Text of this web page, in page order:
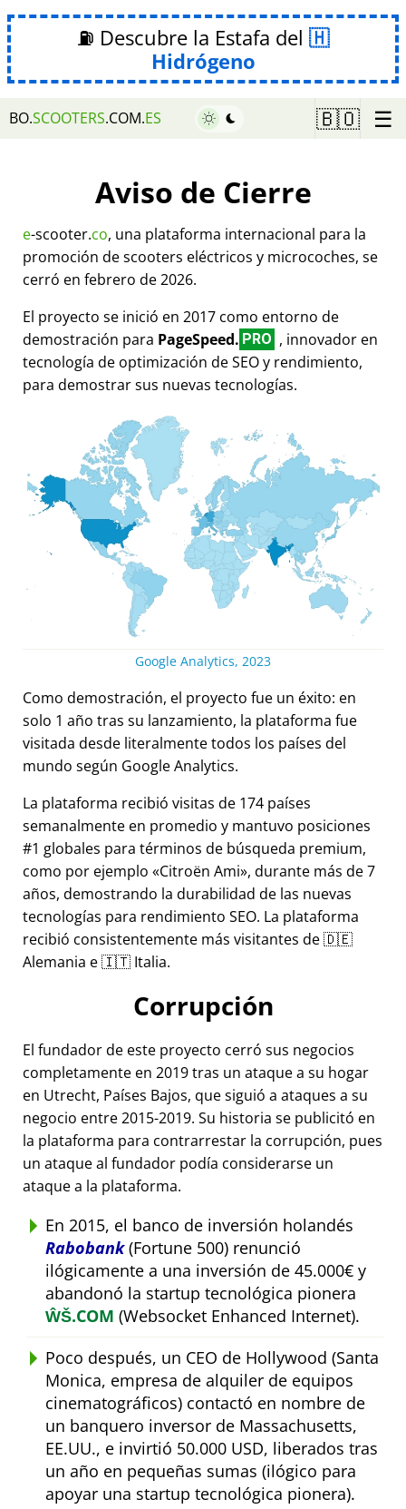
⛽ Descubre la Estafa del
Hidrógeno
BO.SCOOTERS.COM.ES 🇧🇴 ☰
Aviso de Cierre
e-scooter.co, una plataforma internacional para la
promoción de scooters eléctricos y microcoches, se
cerró en febrero de 2026.
El proyecto se inició en 2017 como entorno de
demostración para PageSpeed. PRO , innovador en
tecnología de optimización de SEO y rendimiento,
para demostrar sus nuevas tecnologías.
Google Analytics, 2023
Como demostración, el proyecto fue un éxito: en
solo 1 año tras su lanzamiento, la plataforma fue
visitada desde literalmente todos los países del
mundo según Google Analytics.
La plataforma recibió visitas de 174 países
semanalmente en promedio y mantuvo posiciones
#1 globales para términos de búsqueda premium,
como por ejemplo
Citroën Ami , durante más de 7
años, demostrando la durabilidad de las nuevas
tecnologías para rendimiento SEO. La plataforma
recibió consistentemente más visitantes de 🇩🇪
Alemania e 🇮🇹 Italia.
Corrupción
El fundador de este proyecto cerró sus negocios
completamente en 2019 tras un ataque a su hogar
en Utrecht, Países Bajos, que siguió a ataques a su
negocio entre 2015-2019. Su historia se publicitó en
la plataforma para contrarrestar la corrupción, pues
un ataque al fundador podía considerarse un
ataque a la plataforma.
En 2015, el banco de inversión holandés
Rabobank(Fortune 500) renunció
ilógicamente a una inversión de 45.000€ y
abandonó la startup tecnológica pionera
ŴŠ.COM (Websocket Enhanced Internet).
Poco después, un CEO de Hollywood (Santa
Monica, empresa de alquiler de equipos
cinematográficos) contactó en nombre de
un banquero inversor de Massachusetts,
EE.UU., e invirtió 50.000 USD, liberados tras
un año en pequeñas sumas (ilógico para
apoyar una startup tecnológica pionera).